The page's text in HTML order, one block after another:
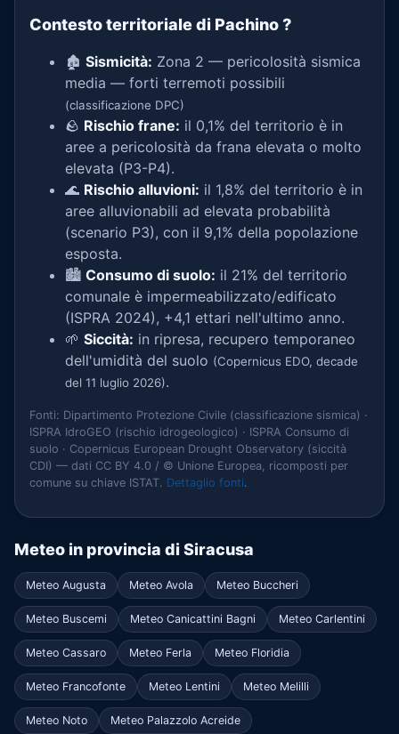
Contesto territoriale di Pachino?
🏚️ Sismicità: Zona 2 — pericolosità sismica
media — forti terremoti possibili
(classificazione DPC)
🪨 Rischio frane: il 0,1% del territorio è in
aree a pericolosità da frana elevata o molto
elevata (P3-P4).
🌊 Rischio alluvioni: il 1,8% del territorio è in
aree alluvionabili ad elevata probabilità
(scenario P3), con il 9,1% della popolazione
esposta.
🏙️ Consumo di suolo: il 21% del territorio
comunale è impermeabilizzato/edificato
(ISPRA 2024), +4,1 ettari nell'ultimo anno.
🌱 Siccità: in ripresa, recupero temporaneo
dell'umidità del suolo (Copernicus EDO, decade
del 11 luglio 2026).
Fonti: Dipartimento Protezione Civile (classificazione sismica) ·
ISPRA IdroGEO (rischio idrogeologico) · ISPRA Consumo di
suolo · Copernicus European Drought Observatory (siccità
CDI) — dati CC BY 4.0 / © Unione Europea, ricomposti per
comune su chiave ISTAT. Dettaglio fonti.
Meteo in provincia di Siracusa
Meteo Augusta Meteo Avola Meteo Buccheri
Meteo Buscemi Meteo Canicattini Bagni Meteo Carlentini
Meteo Cassaro Meteo Ferla Meteo Floridia
Meteo Francofonte Meteo Lentini Meteo Melilli
Meteo Noto Meteo Palazzolo Acreide